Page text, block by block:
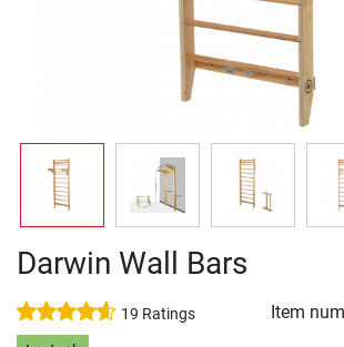
Darwin Wall Bars
19 Ratings Item